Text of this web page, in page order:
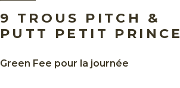
9 TROUS PITCH &
PUTT PETIT PRINCE
Green Fee pour la journée